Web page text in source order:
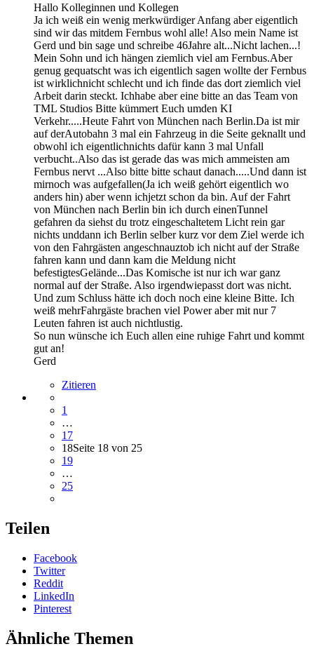
Hallo Kolleginnen und Kollegen
Ja ich weiß ein wenig merkwürdiger Anfang aber eigentlich
sind wir das mitdem Fernbus wohl alle! Also mein Name ist
Gerd und bin sage und schreibe 46Jahre alt...Nicht lachen...!
Mein Sohn und ich hängen ziemlich viel am Fernbus.Aber
genug gequatscht was ich eigentlich sagen wollte der Fernbus
ist wirklichnicht schlecht und ich finde das dort ziemlich viel
Arbeit darin steckt. Ichhabe aber eine bitte an das Team von
TML Studios Bitte kümmert Euch umden KI
Verkehr.....Heute Fahrt von München nach Berlin.Da ist mir
auf derAutobahn 3 mal ein Fahrzeug in die Seite geknallt und
obwohl ich eigentlichnichts dafür kann 3 mal Unfall
verbucht..Also das ist gerade das was mich ammeisten am
Fernbus nervt ...Also bitte bitte schaut danach.....Und dann ist
mirnoch was aufgefallen(Ja ich weiß gehört eigentlich wo
anders hin) aber wenn ichjetzt schon da bin. Auf der Fahrt
von München nach Berlin bin ich durch einenTunnel
gefahren da siehst du trotz eingeschaltetem Licht rein gar
nichts unddann ich Berlin selber kurz vor dem Ziel werde ich
von den Fahrgästen angeschnauztob ich nicht auf der Straße
fahren kann und dann kam die Meldung nicht
befestigtesGelände...Das Komische ist nur ich war ganz
normal auf der Straße. Also irgendwiepasst dort was nicht.
Und zum Schluss hätte ich doch noch eine kleine Bitte. Ich
weiß mehrFahrgäste brachen viel Power aber mit nur 7
Leuten fahren ist auch nichtlustig.
So nun wünsche ich Euch allen eine ruhige Fahrt und kommt
gut an!
Gerd
Zitieren
1
…
17
18Seite 18 von 25
19
…
25
Teilen
Facebook
Twitter
Reddit
LinkedIn
Pinterest
Ähnliche Themen